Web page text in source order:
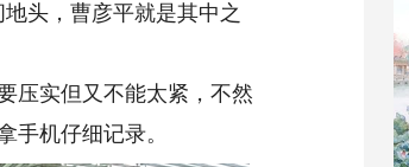
头，曹彦平就是其中之
实但又不能太紧，不然
手机仔细记录。